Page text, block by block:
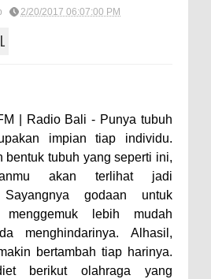
2/20/2017 06:07:00 PM
| Radio Bali - Punya tubuh
impian tiap individu.
bentuk tubuh yang seperti ini,
akan terlihat jadi
godaan untuk
menggemuk lebih mudah
menghindarinya. Alhasil,
bertambah tiap harinya.
berikut olahraga yang